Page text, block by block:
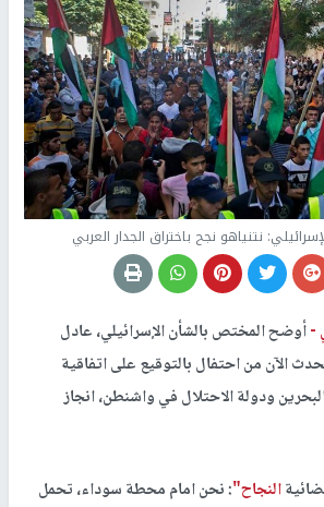
نتنياهو نجح باختراق الجدار العربي
-أوضح المختص بالشأن الإسرائيلي، عادل
الآن من احتفال بالتوقيع على اتفاقية
ودولة الاحتلال في واشنطن، انجاز
النجاح": نحن امام محطة سوداء، تحمل